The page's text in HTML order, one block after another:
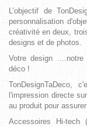
L’objectif de
personnalisation
créativité en deux,
designs et de photos.
Votre design ….notre
déco !
TonDesignTaDeco,
l'impression directe
au produit pour
Accessoires Hi-tech